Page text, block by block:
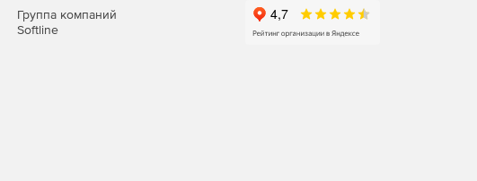
Группа компаний
Softline